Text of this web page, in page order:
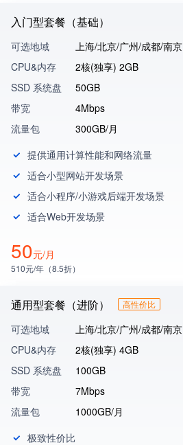
入门型套餐（基础）
可选地域
上海/北京/广州/成都/南京
CPU&内存
2核(独享) 2GB
SSD 系统盘
50GB
带宽
4Mbps
流量包
300GB/月
提供通用计算性能和网络流量
适合小型网站开发场景
适合小程序/小游戏后端开发场景
适合Web开发场景
50元/月
510元/年（8.5折）
通用型套餐（进阶） 高性价比
可选地域
上海/北京/广州/成都/南京
CPU&内存
2核(独享) 4GB
SSD 系统盘
100GB
带宽
7Mbps
流量包
1000GB/月
极致性价比